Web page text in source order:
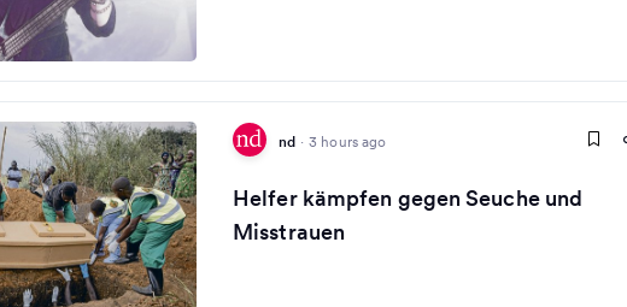
nd · 3 hours ago
Helfer kämpfen gegen Seuche und
Misstrauen